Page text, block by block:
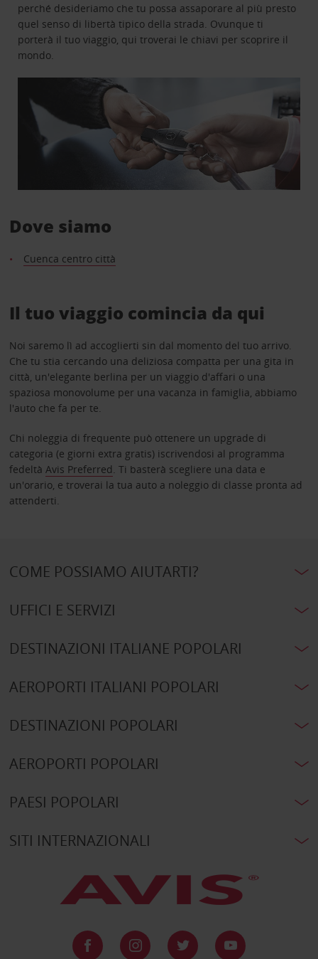
perché desideriamo che tu possa assaporare al più presto
quel senso di libertà tipico della strada. Ovunque ti
porterà il tuo viaggio, qui troverai le chiavi per scoprire il
mondo.
Dove siamo
Cuenca centro città
Il tuo viaggio comincia da qui
Noi saremo lì ad accoglierti sin dal momento del tuo arrivo.
Che tu stia cercando una deliziosa compatta per una gita in
città, un'elegante berlina per un viaggio d'affari o una
spaziosa monovolume per una vacanza in famiglia, abbiamo
l'auto che fa per te.
Chi noleggia di frequente può ottenere un upgrade di
categoria (e giorni extra gratis) iscrivendosi al programma
fedeltà Avis Preferred. Ti basterà scegliere una data e
un'orario, e troverai la tua auto a noleggio di classe pronta ad
attenderti.
COME POSSIAMO AIUTARTI?
UFFICI E SERVIZI
DESTINAZIONI ITALIANE POPOLARI
AEROPORTI ITALIANI POPOLARI
DESTINAZIONI POPOLARI
AEROPORTI POPOLARI
PAESI POPOLARI
SITI INTERNAZIONALI